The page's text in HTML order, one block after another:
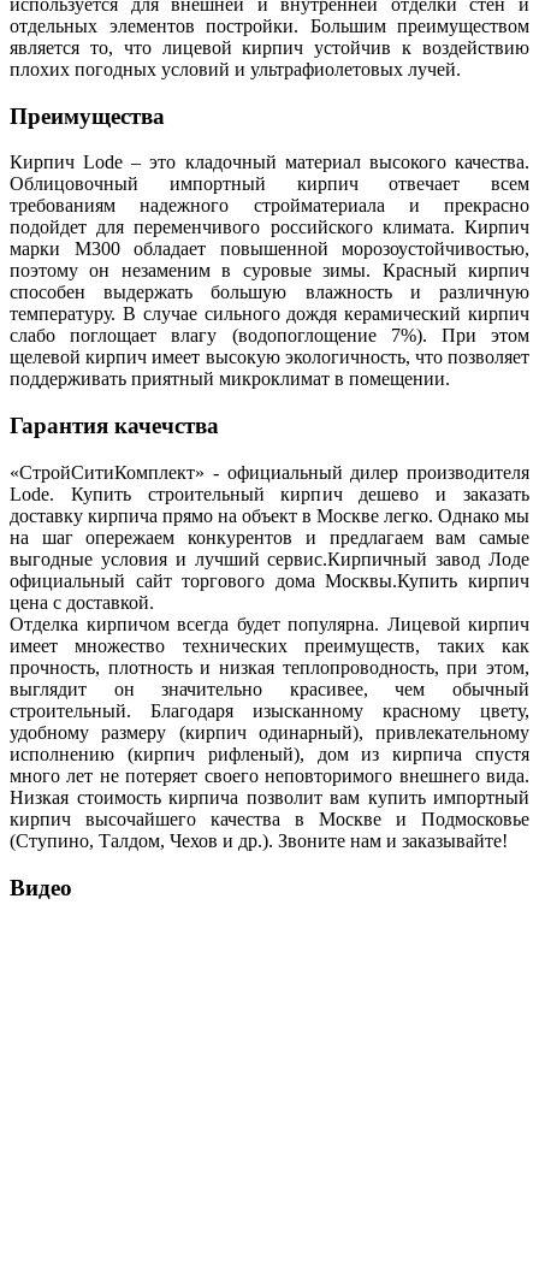
используется для внешней и внутренней отделки стен и
отдельных элементов постройки. Большим преимуществом
является то, что лицевой кирпич устойчив к воздействию
плохих погодных условий и ультрафиолетовых лучей.
Преимущества
Кирпич Lode – это кладочный материал высокого качества.
Облицовочный импортный кирпич отвечает всем
требованиям надежного стройматериала и прекрасно
подойдет для переменчивого российского климата. Кирпич
марки М300 обладает повышенной морозоустойчивостью,
поэтому он незаменим в суровые зимы. Красный кирпич
способен выдержать большую влажность и различную
температуру. В случае сильного дождя керамический кирпич
слабо поглощает влагу (водопоглощение 7%). При этом
щелевой кирпич имеет высокую экологичность, что позволяет
поддерживать приятный микроклимат в помещении.
Гарантия качечства
«СтройСитиКомплект» - официальный дилер производителя
Lode. Купить строительный кирпич дешево и заказать
доставку кирпича прямо на объект в Москве легко. Однако мы
на шаг опережаем конкурентов и предлагаем вам самые
выгодные условия и лучший сервис.Кирпичный завод Лоде
официальный сайт торгового дома Москвы.Купить кирпич
цена с доставкой.
Отделка кирпичом всегда будет популярна. Лицевой кирпич
имеет множество технических преимуществ, таких как
прочность, плотность и низкая теплопроводность, при этом,
выглядит он значительно красивее, чем обычный
строительный. Благодаря изысканному красному цвету,
удобному размеру (кирпич одинарный), привлекательному
исполнению (кирпич рифленый), дом из кирпича спустя
много лет не потеряет своего неповторимого внешнего вида.
Низкая стоимость кирпича позволит вам купить импортный
кирпич высочайшего качества в Москве и Подмосковье
(Ступино, Талдом, Чехов и др.). Звоните нам и заказывайте!
Видео